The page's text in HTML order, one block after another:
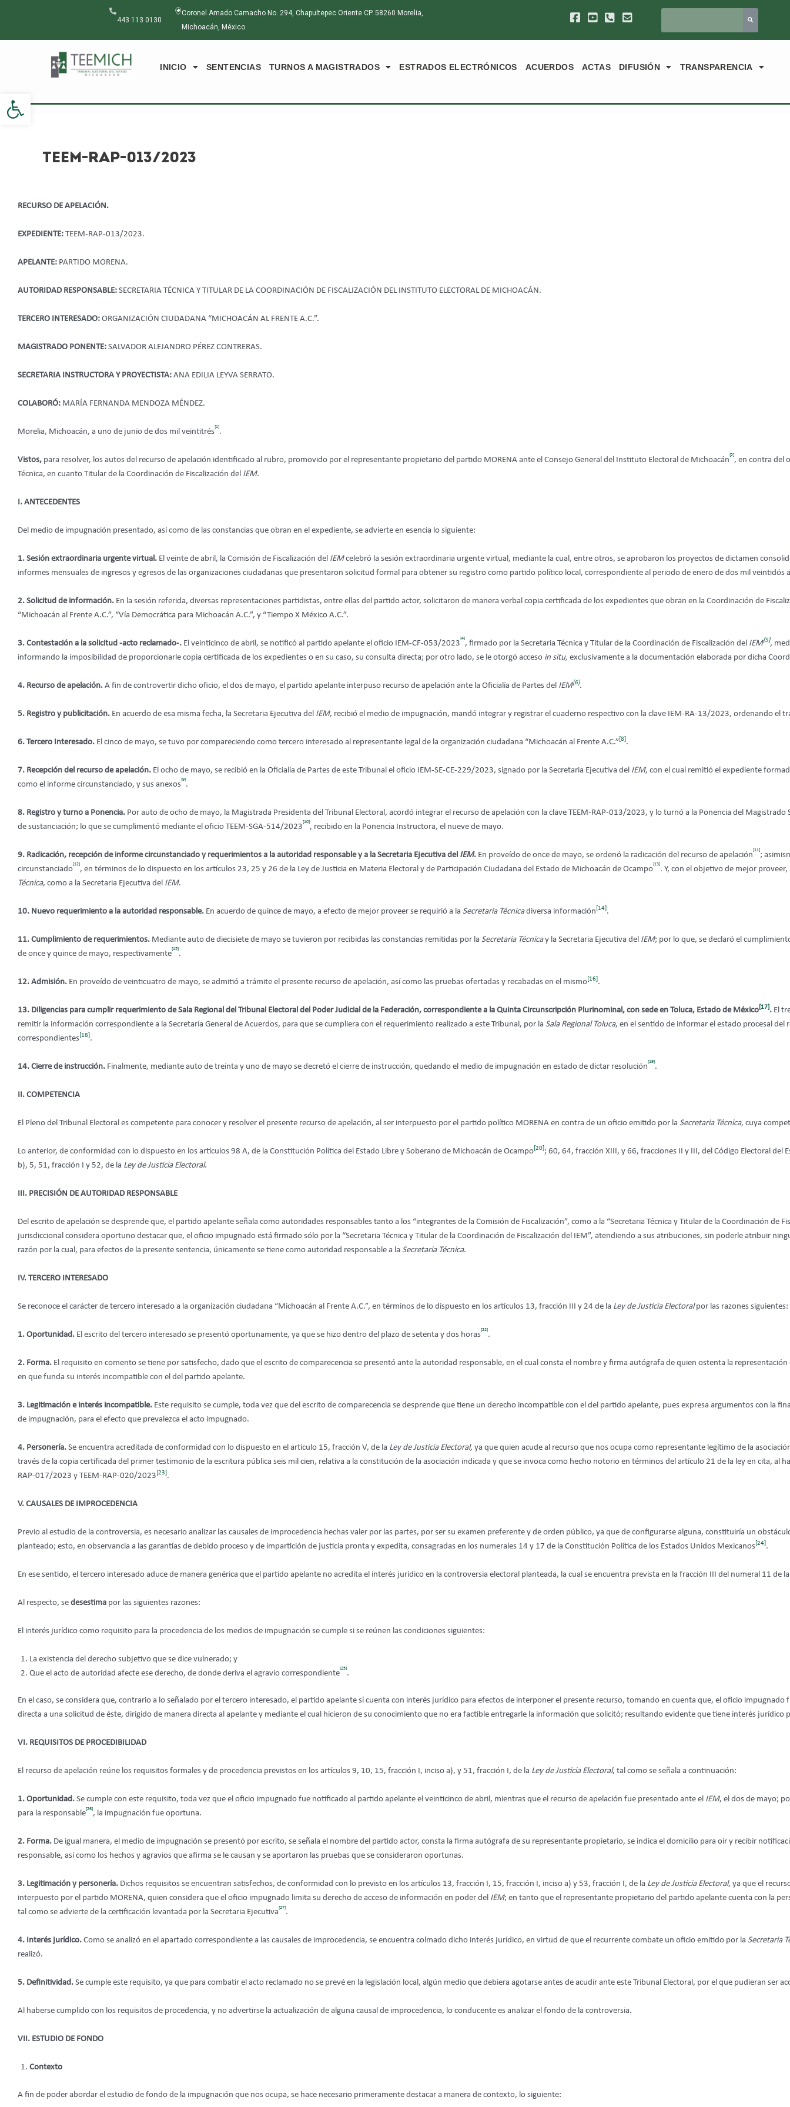
Abrir barra de herramientas
443 113 0130
Coronel Amado Camacho No. 294, Chapultepec Oriente CP. 58260 Morelia,
Michoacán, México.
INICIO SENTENCIAS TURNOS A MAGISTRADOS ESTRADOS ELECTRÓNICOS ACUERDOS ACTAS DIFUSIÓN TRANSPARENCIA
TEEM-RAP-013/2023
RECURSO DE APELACIÓN.
EXPEDIENTE: TEEM-RAP-013/2023.
APELANTE: PARTIDO MORENA.
AUTORIDAD RESPONSABLE: SECRETARIA TÉCNICA Y TITULAR DE LA COORDINACIÓN DE FISCALIZACIÓN DEL INSTITUTO ELECTORAL DE MICHOACÁN.
TERCERO INTERESADO: ORGANIZACIÓN CIUDADANA “MICHOACÁN AL FRENTE A.C.”.
MAGISTRADO PONENTE: SALVADOR ALEJANDRO PÉREZ CONTRERAS.
SECRETARIA INSTRUCTORA Y PROYECTISTA: ANA EDILIA LEYVA SERRATO.
COLABORÓ: MARÍA FERNANDA MENDOZA MÉNDEZ.
Morelia, Michoacán, a uno de junio de dos mil veintitrés
[1]
.
Vistos, para resolver, los autos del recurso de apelación identificado al rubro, promovido por el representante propietario del partido MORENA ante el Consejo General del Instituto Electoral de Michoacán
[2]
, en contra del
Técnica, en cuanto Titular de la Coordinación de Fiscalización del IEM.
I. ANTECEDENTES
Del medio de impugnación presentado, así como de las constancias que obran en el expediente, se advierte en esencia lo siguiente:
1. Sesión extraordinaria urgente virtual. El veinte de abril, la Comisión de Fiscalización del IEMcelebró la sesión extraordinaria urgente virtual, mediante la cual, entre otros, se aprobaron los proyectos de dictamen
informes mensuales de ingresos y egresos de las organizaciones ciudadanas que presentaron solicitud formal para obtener su registro como partido político local, correspondiente al periodo de enero de dos mil veintidós
2. Solicitud de información. En la sesión referida, diversas representaciones partidistas, entre ellas del partido actor, solicitaron de manera verbal copia certificada de los expedientes que obran en la Coordinación de
“Michoacán al Frente A.C.”, “Vía Democrática para Michoacán A.C.”, y “Tiempo X México A.C.”.
3. Contestación a la solicitud -acto reclamado-. El veinticinco de abril, se notificó al partido apelante el oficio IEM-CF-053/2023
[4]
, firmado por la Secretaria Técnica y Titular de la Coordinación de Fiscalización del IEM[5],
informando la imposibilidad de proporcionarle copia certificada de los expedientes o en su caso, su consulta directa; por otro lado, se le otorgó acceso in situ, exclusivamente a la documentación elaborada por dicha
4. Recurso de apelación. A fin de controvertir dicho oficio, el dos de mayo, el partido apelante interpuso recurso de apelación ante la Oficialía de Partes del IEM[6].
5. Registro y publicitación. En acuerdo de esa misma fecha, la Secretaria Ejecutiva del IEM, recibió el medio de impugnación, mandó integrar y registrar el cuaderno respectivo con la clave IEM-RA-13/2023, ordenando el
6. Tercero Interesado. El cinco de mayo, se tuvo por compareciendo como tercero interesado al representante legal de la organización ciudadana “Michoacán al Frente A.C.” [8] .
7. Recepción del recurso de apelación. El ocho de mayo, se recibió en la Oficialía de Partes de este Tribunal el oficio IEM-SE-CE-229/2023, signado por la Secretaria Ejecutiva del IEM, con el cual remitió el expediente
como el informe circunstanciado, y sus anexos
[9]
.
8. Registro y turno a Ponencia. Por auto de ocho de mayo, la Magistrada Presidenta del Tribunal Electoral, acordó integrar el recurso de apelación con la clave TEEM-RAP-013/2023, y lo turnó a la Ponencia del
de sustanciación; lo que se cumplimentó mediante el oficio TEEM-SGA-514/2023
[10]
, recibido en la Ponencia Instructora, el nueve de mayo.
9. Radicación, recepción de informe circunstanciado y requerimientos a la autoridad responsable y a la Secretaria Ejecutiva del IEM. En proveído de once de mayo, se ordenó la radicación del recurso de apelación
[11]
;
circunstanciado
[12]
, en términos de lo dispuesto en los artículos 23, 25 y 26 de la Ley de Justicia en Materia Electoral y de Participación Ciudadana del Estado de Michoacán de Ocampo
[13]
. Y, con el objetivo de mejor
Técnica, como a la Secretaria Ejecutiva del IEM.
10. Nuevo requerimiento a la autoridad responsable. En acuerdo de quince de mayo, a efecto de mejor proveer se requirió a la Secretaria Técnicadiversa información [14] .
11. Cumplimiento de requerimientos. Mediante auto de diecisiete de mayo se tuvieron por recibidas las constancias remitidas por la Secretaria Técnicay la Secretaria Ejecutiva del IEM; por lo que, se declaró el
de once y quince de mayo, respectivamente
[15]
.
12. Admisión. En proveído de veinticuatro de mayo, se admitió a trámite el presente recurso de apelación, así como las pruebas ofertadas y recabadas en el mismo [16] .
13. Diligencias para cumplir requerimiento de Sala Regional del Tribunal Electoral del Poder Judicial de la Federación, correspondiente a la Quinta Circunscripción Plurinominal, con sede en Toluca, Estado de México[17]. El
remitir la información correspondiente a la Secretaría General de Acuerdos, para que se cumpliera con el requerimiento realizado a este Tribunal, por la Sala Regional Toluca, en el sentido de informar el estado procesal del
correspondientes [18] .
14. Cierre de instrucción. Finalmente, mediante auto de treinta y uno de mayo se decretó el cierre de instrucción, quedando el medio de impugnación en estado de dictar resolución
[19]
.
II. COMPETENCIA
El Pleno del Tribunal Electoral es competente para conocer y resolver el presente recurso de apelación, al ser interpuesto por el partido político MORENA en contra de un oficio emitido por la Secretaria Técnica, cuya
Lo anterior, de conformidad con lo dispuesto en los artículos 98 A, de la Constitución Política del Estado Libre y Soberano de Michoacán de Ocampo [20] ; 60, 64, fracción XIII, y 66, fracciones II y III, del Código Electoral del
b), 5, 51, fracción I y 52, de la Ley de Justicia Electoral.
III. PRECISIÓN DE AUTORIDAD RESPONSABLE
Del escrito de apelación se desprende que, el partido apelante señala como autoridades responsables tanto a los “integrantes de la Comisión de Fiscalización”, como a la “Secretaria Técnica y Titular de la Coordinación de
jurisdiccional considera oportuno destacar que, el oficio impugnado está firmado sólo por la “Secretaria Técnica y Titular de la Coordinación de Fiscalización del IEM”, atendiendo a sus atribuciones, sin poderle atribuir
razón por la cual, para efectos de la presente sentencia, únicamente se tiene como autoridad responsable a la Secretaria Técnica.
IV. TERCERO INTERESADO
Se reconoce el carácter de tercero interesado a la organización ciudadana “Michoacán al Frente A.C.”, en términos de lo dispuesto en los artículos 13, fracción III y 24 de la Ley de Justicia Electoralpor las razones siguientes:
1. Oportunidad. El escrito del tercero interesado se presentó oportunamente, ya que se hizo dentro del plazo de setenta y dos horas
[22]
.
2. Forma. El requisito en comento se tiene por satisfecho, dado que el escrito de comparecencia se presentó ante la autoridad responsable, en el cual consta el nombre y firma autógrafa de quien ostenta la
en que funda su interés incompatible con el del partido apelante.
3. Legitimación e interés incompatible. Este requisito se cumple, toda vez que del escrito de comparecencia se desprende que tiene un derecho incompatible con el del partido apelante, pues expresa argumentos con la
de impugnación, para el efecto que prevalezca el acto impugnado.
4. Personería. Se encuentra acreditada de conformidad con lo dispuesto en el artículo 15, fracción V, de la Ley de Justicia Electoral, ya que quien acude al recurso que nos ocupa como representante legítimo de la
través de la copia certificada del primer testimonio de la escritura pública seis mil cien, relativa a la constitución de la asociación indicada y que se invoca como hecho notorio en términos del artículo 21 de la ley en cita, al
RAP-017/2023 y TEEM-RAP-020/2023 [23] .
V. CAUSALES DE IMPROCEDENCIA
Previo al estudio de la controversia, es necesario analizar las causales de improcedencia hechas valer por las partes, por ser su examen preferente y de orden público, ya que de configurarse alguna, constituiría un
planteado; esto, en observancia a las garantías de debido proceso y de impartición de justicia pronta y expedita, consagradas en los numerales 14 y 17 de la Constitución Política de los Estados Unidos Mexicanos [24] .
En ese sentido, el tercero interesado aduce de manera genérica que el partido apelante no acredita el interés jurídico en la controversia electoral planteada, la cual se encuentra prevista en la fracción III del numeral 11 de
Al respecto, se desestima por las siguientes razones:
El interés jurídico como requisito para la procedencia de los medios de impugnación se cumple si se reúnen las condiciones siguientes:
La existencia del derecho subjetivo que se dice vulnerado; y
Que el acto de autoridad afecte ese derecho, de donde deriva el agravio correspondiente
[25]
.
En el caso, se considera que, contrario a lo señalado por el tercero interesado, el partido apelante sí cuenta con interés jurídico para efectos de interponer el presente recurso, tomando en cuenta que, el oficio
directa a una solicitud de éste, dirigido de manera directa al apelante y mediante el cual hicieron de su conocimiento que no era factible entregarle la información que solicitó; resultando evidente que tiene interés
VI. REQUISITOS DE PROCEDIBILIDAD
El recurso de apelación reúne los requisitos formales y de procedencia previstos en los artículos 9, 10, 15, fracción I, inciso a), y 51, fracción I, de la Ley de Justicia Electoral, tal como se señala a continuación:
1. Oportunidad. Se cumple con este requisito, toda vez que el oficio impugnado fue notificado al partido apelante el veinticinco de abril, mientras que el recurso de apelación fue presentado ante el IEM, el dos de mayo;
para la responsable
[26]
, la impugnación fue oportuna.
2. Forma. De igual manera, el medio de impugnación se presentó por escrito, se señala el nombre del partido actor, consta la firma autógrafa de su representante propietario, se indica el domicilio para oír y recibir
responsable, así como los hechos y agravios que afirma se le causan y se aportaron las pruebas que se consideraron oportunas.
3. Legitimación y personería. Dichos requisitos se encuentran satisfechos, de conformidad con lo previsto en los artículos 13, fracción I, 15, fracción I, inciso a) y 53, fracción I, de la Ley de Justicia Electoral, ya que el
interpuesto por el partido MORENA, quien considera que el oficio impugnado limita su derecho de acceso de información en poder del IEM; en tanto que el representante propietario del partido apelante cuenta con la
tal como se advierte de la certificación levantada por la Secretaria Ejecutiva
[27]
.
4. Interés jurídico. Como se analizó en el apartado correspondiente a las causales de improcedencia, se encuentra colmado dicho interés jurídico, en virtud de que el recurrente combate un oficio emitido por la Secretaria
realizó.
5. Definitividad. Se cumple este requisito, ya que para combatir el acto reclamado no se prevé en la legislación local, algún medio que debiera agotarse antes de acudir ante este Tribunal Electoral, por el que pudieran ser
Al haberse cumplido con los requisitos de procedencia, y no advertirse la actualización de alguna causal de improcedencia, lo conducente es analizar el fondo de la controversia.
VII. ESTUDIO DE FONDO
Contexto
A fin de poder abordar el estudio de fondo de la impugnación que nos ocupa, se hace necesario primeramente destacar a manera de contexto, lo siguiente: